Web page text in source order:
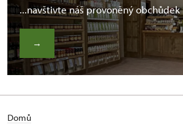
...navštivte náš provoněný obchůdek
→
Domů